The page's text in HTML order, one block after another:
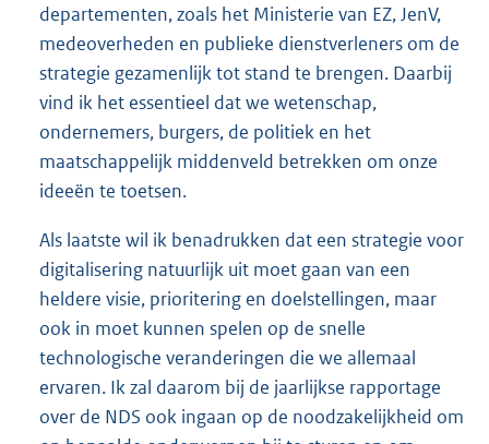
departementen, zoals het Ministerie van EZ, JenV,
medeoverheden en publieke dienstverleners om de
strategie gezamenlijk tot stand te brengen. Daarbij
vind ik het essentieel dat we wetenschap,
ondernemers, burgers, de politiek en het
maatschappelijk middenveld betrekken om onze
ideeën te toetsen.
Als laatste wil ik benadrukken dat een strategie voor
digitalisering natuurlijk uit moet gaan van een
heldere visie, prioritering en doelstellingen, maar
ook in moet kunnen spelen op de snelle
technologische veranderingen die we allemaal
ervaren. Ik zal daarom bij de jaarlijkse rapportage
over de NDS ook ingaan op de noodzakelijkheid om